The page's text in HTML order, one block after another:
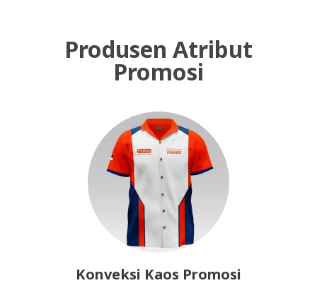
Produsen Atribut
Promosi
Konveksi Kaos Promosi